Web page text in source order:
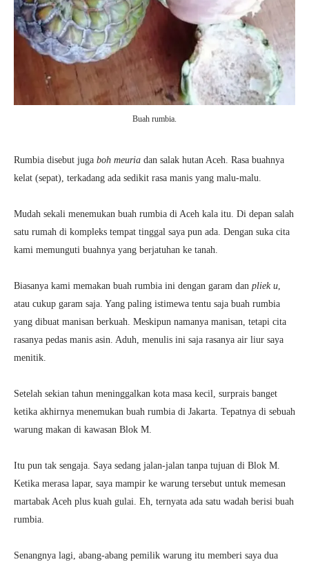
Buah rumbia.
Rumbia disebut juga boh meuria dan salak hutan Aceh. Rasa buahnya
kelat (sepat), terkadang ada sedikit rasa manis yang malu-malu.
Mudah sekali menemukan buah rumbia di Aceh kala itu. Di depan salah
satu rumah di kompleks tempat tinggal saya pun ada. Dengan suka cita
kami memunguti buahnya yang berjatuhan ke tanah.
Biasanya kami memakan buah rumbia ini dengan garam dan pliek u,
atau cukup garam saja. Yang paling istimewa tentu saja buah rumbia
yang dibuat manisan berkuah. Meskipun namanya manisan, tetapi cita
rasanya pedas manis asin. Aduh, menulis ini saja rasanya air liur saya
menitik.
Setelah sekian tahun meninggalkan kota masa kecil, surprais banget
ketika akhirnya menemukan buah rumbia di Jakarta. Tepatnya di sebuah
warung makan di kawasan Blok M.
Itu pun tak sengaja. Saya sedang jalan-jalan tanpa tujuan di Blok M.
Ketika merasa lapar, saya mampir ke warung tersebut untuk memesan
martabak Aceh plus kuah gulai. Eh, ternyata ada satu wadah berisi buah
rumbia.
Senangnya lagi, abang-abang pemilik warung itu memberi saya dua